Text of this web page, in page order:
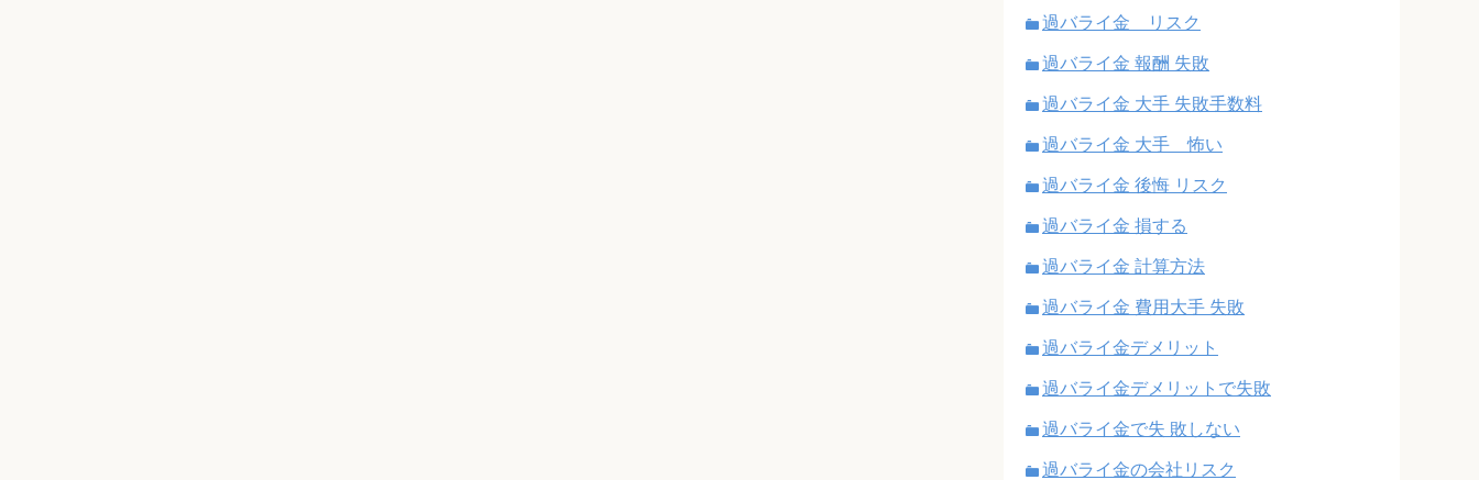
過バライ金 リスク
過バライ金 報酬 失敗
過バライ金 大手 失敗手数料
過バライ金 大手 怖い
過バライ金 後悔 リスク
過バライ金 損する
過バライ金 計算方法
過バライ金 費用大手 失敗
過バライ金デメリット
過バライ金デメリットで失敗
過バライ金で失 敗しない
過バライ金の会社リスク